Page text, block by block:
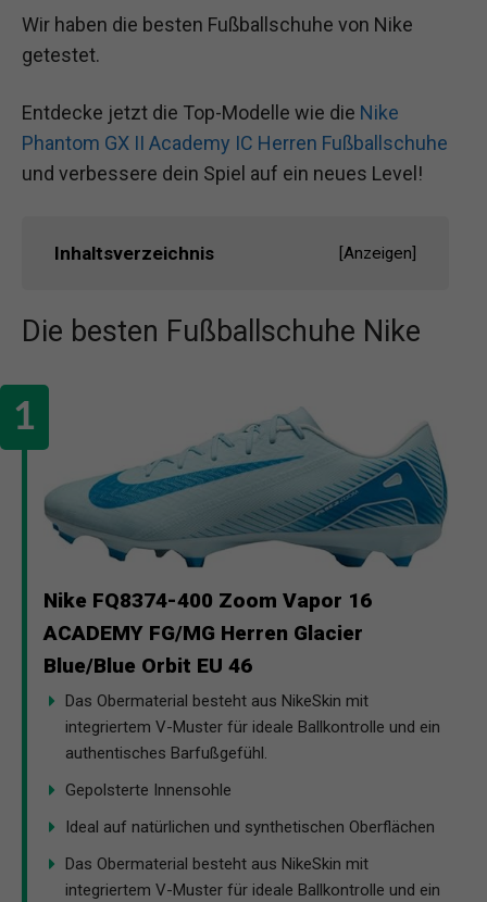
Wir haben die besten Fußballschuhe von Nike
getestet.
Entdecke jetzt die Top-Modelle wie die Nike
Phantom GX II Academy IC Herren Fußballschuhe
und verbessere dein Spiel auf ein neues Level!
Inhaltsverzeichnis [Anzeigen]
Die besten Fußballschuhe Nike
Nike FQ8374-400 Zoom Vapor 16
ACADEMY FG/MG Herren Glacier
Blue/Blue Orbit EU 46
Das Obermaterial besteht aus NikeSkin mit
integriertem V-Muster für ideale Ballkontrolle und ein
authentisches Barfußgefühl.
Gepolsterte Innensohle
Ideal auf natürlichen und synthetischen Oberflächen
Das Obermaterial besteht aus NikeSkin mit
integriertem V-Muster für ideale Ballkontrolle und ein